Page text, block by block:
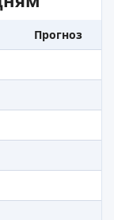
Прогноз